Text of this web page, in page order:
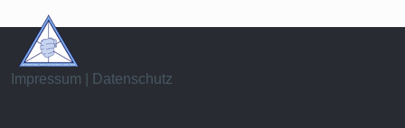
Impressum | Datenschutz